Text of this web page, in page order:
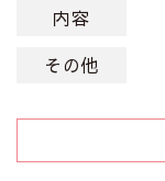
内容
その他